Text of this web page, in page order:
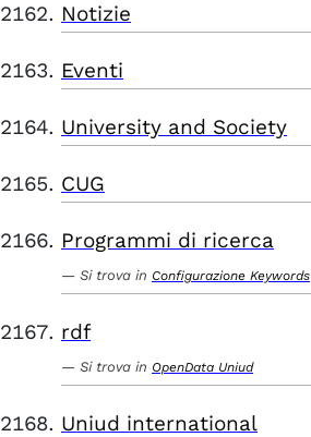
Notizie
Eventi
University and Society
CUG
Programmi di ricerca
Si trova in Configurazione Keywords
rdf
Si trova in OpenData Uniud
Uniud international